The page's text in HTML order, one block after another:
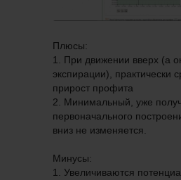
Плюсы:
1. При движении вверх (а
экспирации), практически
прирост профита
2. Минимальный, уже
первоначального
вниз не изменяется.
Минусы:
1. Увеличиваются